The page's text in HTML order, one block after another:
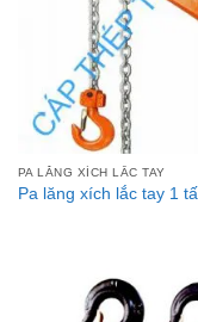
PA LĂNG XÍCH LẮC TAY
Pa lăng xích lắc tay 1